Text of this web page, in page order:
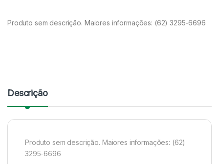
Produto sem descrição. Maiores informações: (62) 3295-6696
Descrição
Produto sem descrição. Maiores informações: (62)
3295-6696